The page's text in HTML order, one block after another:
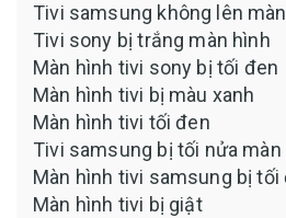
Tivi samsung không lên
Tivi sony bị trắng màn hình
Màn hình tivi sony bị tối đen
Màn hình tivi bị màu xanh
Màn hình tivi tối đen
Tivi samsung bị tối nửa màn
Màn hình tivi samsung bị tối
Màn hình tivi bị giật